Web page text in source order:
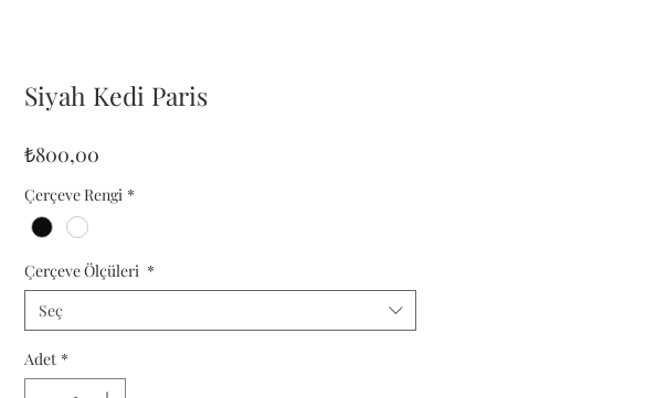
Siyah Kedi Paris
₺800,00
Çerçeve Rengi *
Çerçeve Ölçüleri *
Seç
Adet *